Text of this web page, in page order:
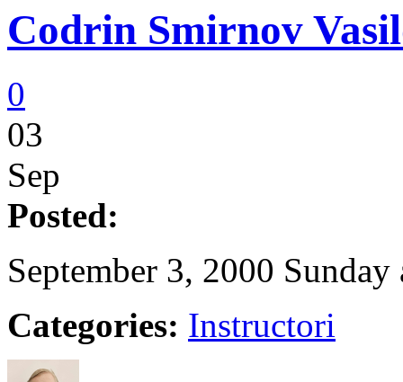
Codrin Smirnov
0
03
Sep
Posted:
September 3, 2000
Categories: Instructori